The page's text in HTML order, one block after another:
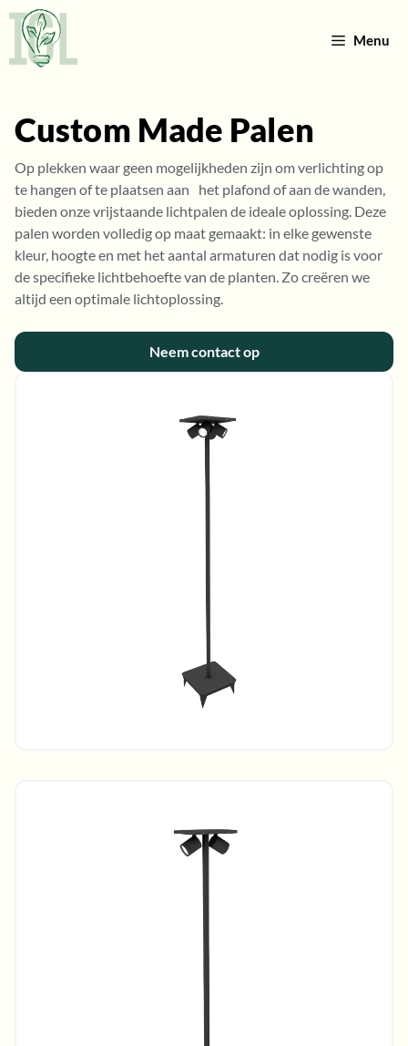
Ga
naar
Menu
Custom Made Palen
Op plekken waar geen mogelijkheden zijn om verlichting op
te hangen of te plaatsen aan het plafond of aan de wanden,
bieden onze vrijstaande lichtpalen de ideale oplossing. Deze
palen worden volledig op maat gemaakt: in elke gewenste
kleur, hoogte en met het aantal armaturen dat nodig is voor
de specifieke lichtbehoefte van de planten. Zo creëren we
altijd een optimale lichtoplossing.
Neem contact op